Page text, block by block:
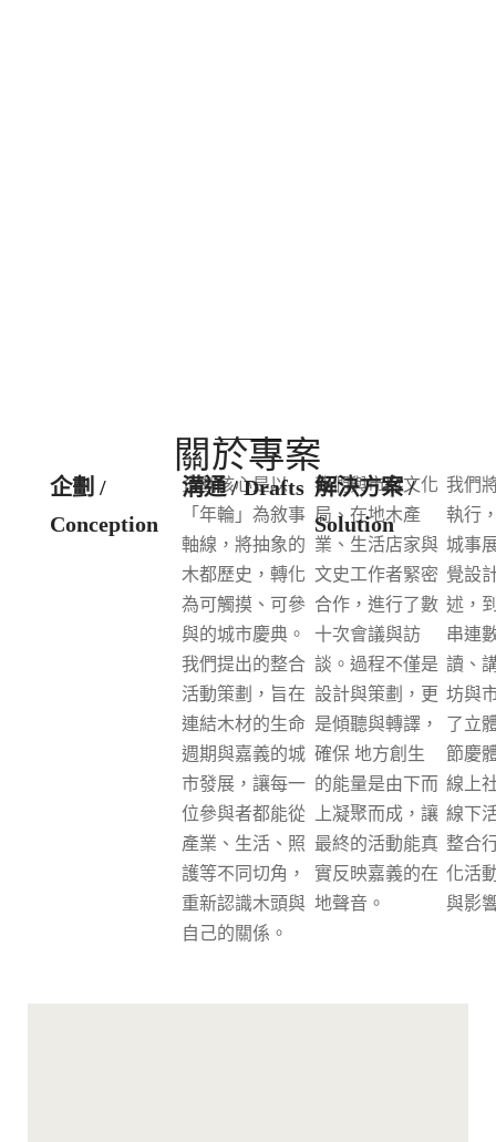
關於專案
企劃 /
Conception
企劃核心是以
「年輪」為敘事
軸線，將抽象的
木都歷史，轉化
為可觸摸、可參
與的城市慶典。
我們提出的整合
活動策劃，旨在
連結木材的生命
週期與嘉義的城
市發展，讓每一
位參與者都能從
產業、生活、照
護等不同切角，
重新認識木頭與
自己的關係。
溝通 / Drafts 我們與市府文化
局、在地木產
業、生活店家與
文史工作者緊密
合作，進行了數
十次會議與訪
談。過程不僅是
設計與策劃，更
是傾聽與轉譯，
確保 地方創生
的能量是由下而
上凝聚而成，讓
最終的活動能真
實反映嘉義的在
地聲音。
解決方案 /
Solution
我們
執行
城事
覺設
述，
串連
讀、
坊與
了立
節慶
線上
線下
整合
化活
與影